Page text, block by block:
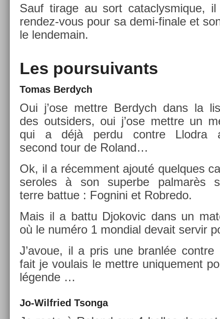
Sauf tirage au sort cat­ac­lysmique,
rendez-vous pour sa demi-finale et
le len­demain.
Les pour­suivants
Tomas Be­rdych
Oui j’ose mettre Be­rdych dans la
des out­sid­ers, oui j’ose mettre un
qui a déjà perdu con­tre Llod­ra
second tour de Roland…
Ok, il a récem­ment ajouté quel­ques
seroles à son super­be pal­marès
terre bat­tue : Fog­nini et Rob­redo.
Mais il a battu Djokovic dans un
où le numéro 1 mon­di­al de­vait ser­vir
J’avoue, il a pris une branlée
fait je voulais le mettre uni­que­ment
légende …
Jo-Wilfried Tson­ga